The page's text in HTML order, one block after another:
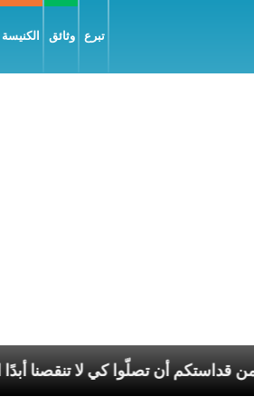
وثائق تبرع
للبابا: نطلب من قداستكم أن تصلّوا كي